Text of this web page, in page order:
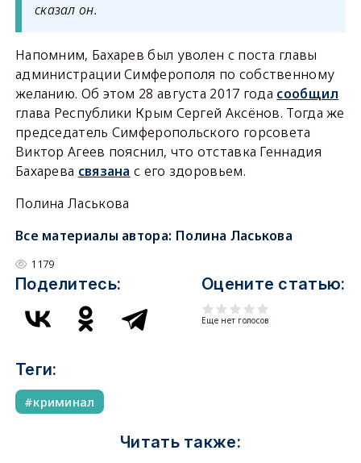
сказал он.
Напомним, Бахарев был уволен с поста главы
администрации Симферополя по собственному
желанию. Об этом 28 августа 2017 года сообщил
глава Республики Крым Сергей Аксёнов. Тогда же
председатель Симферопольского горсовета
Виктор Агеев пояснил, что отставка Геннадия
Бахарева связана с его здоровьем.
Полина Ласькова
Все материалы автора: Полина Ласькова
1179
Поделитесь: Оцените статью:
Еще нет голосов
Теги:
криминал
Читать также: